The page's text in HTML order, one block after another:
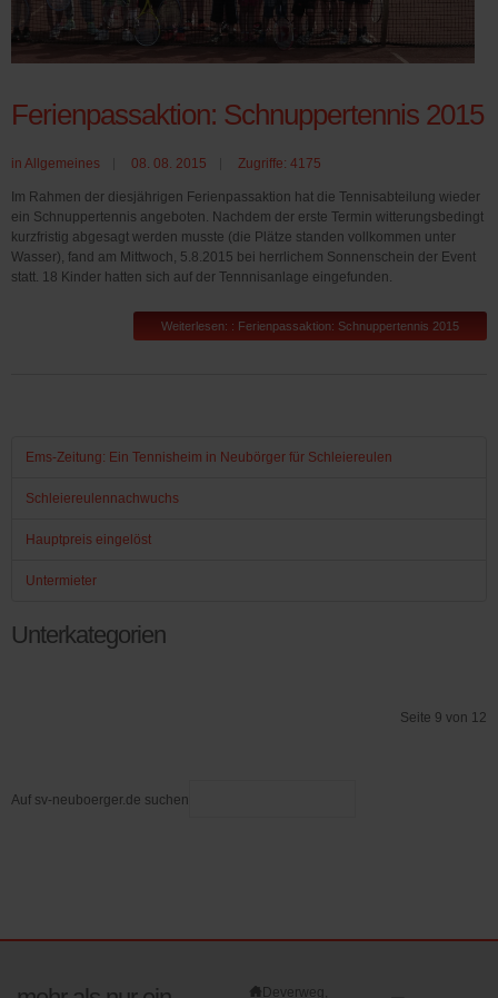
Ferienpassaktion: Schnuppertennis 2015
in Allgemeines 08. 08. 2015 Zugriffe: 4175
Im Rahmen der diesjährigen Ferienpassaktion hat die Tennisabteilung wieder
ein Schnuppertennis angeboten. Nachdem der erste Termin witterungsbedingt
kurzfristig abgesagt werden musste (die Plätze standen vollkommen unter
Wasser), fand am Mittwoch, 5.8.2015 bei herrlichem Sonnenschein der Event
statt. 18 Kinder hatten sich auf der Tennnisanlage eingefunden.
Weiterlesen: : Ferienpassaktion: Schnuppertennis 2015
Ems-Zeitung: Ein Tennisheim in Neubörger für Schleiereulen
Schleiereulennachwuchs
Hauptpreis eingelöst
Untermieter
Unterkategorien
Seite 9 von 12
Auf sv-neuboerger.de suchen
Deverweg,